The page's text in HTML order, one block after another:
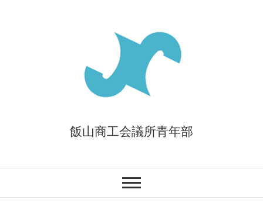
飯山商工会議所青年部